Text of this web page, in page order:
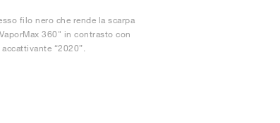
filo nero che rende la scarpa
360​" in contrasto con
“​​​​2020”.